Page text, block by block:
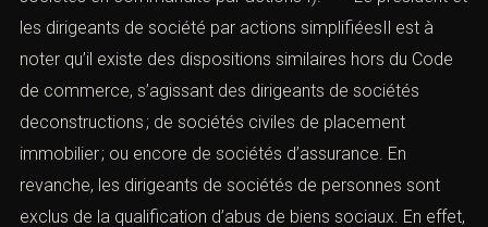
favoriser une autre société ou entreprise dans laquelle ils
sont intéressés directementou indirectement.
a). — Le domaine de l’abus de biens
sociaux
Il est important de souligner que l’infraction d’abus de
biens sociaux ne peut être retenue qu’à l’encontre de